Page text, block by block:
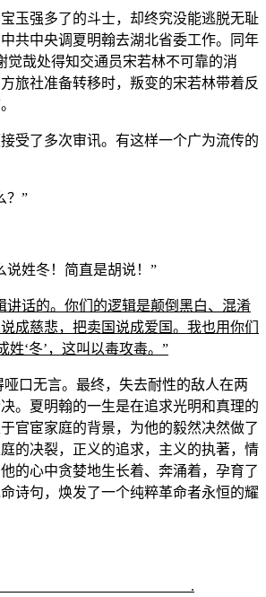
玉强多了的斗士，却终究没能逃脱无耻
共中央调夏明翰去湖北省委工作。同年
觉哉处得知交通员宋若林不可靠的消
旅社准备转移时，叛变的宋若林带着反
受了多次审讯。有这样一个广为流传的
？”
说姓冬！简直是胡说！”
讲话的。你们的逻辑是颠倒黑白、混淆
成慈悲，把卖国说成爱国。我也用你们
姓‘冬’，这叫以毒攻毒。”
口无言。最终，失去耐性的敌人在两
。夏明翰的一生是在追求光明和真理的
官宦家庭的背景，为他的毅然决然做了
的决裂，正义的追求，主义的执著，情
的心中贪婪地生长着、奔涌着，孕育了
诗句，焕发了一个纯粹革命者永恒的耀